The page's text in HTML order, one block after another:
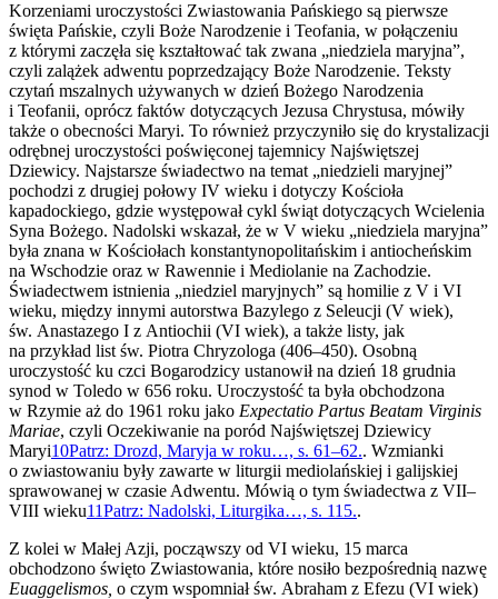
Korzeniami uroczystości Zwiastowania Pańskiego są pierwsze
święta Pańskie, czyli Boże Narodzenie i Teofania, w połączeniu
z którymi zaczęła się kształtować tak zwana „niedziela maryjna”,
czyli zalążek adwentu poprzedzający Boże Narodzenie. Teksty
czytań mszalnych używanych w dzień Bożego Narodzenia
i Teofanii, oprócz faktów dotyczących Jezusa Chrystusa, mówiły
także o obecności Maryi. To również przyczyniło się do krystalizacji
odrębnej uroczystości poświęconej tajemnicy Najświętszej
Dziewicy. Najstarsze świadectwo na temat „niedzieli maryjnej”
pochodzi z drugiej połowy IV wieku i dotyczy Kościoła
kapadockiego, gdzie występował cykl świąt dotyczących Wcielenia
Syna Bożego. Nadolski wskazał, że w V wieku „niedziela maryjna”
była znana w Kościołach konstantynopolitańskim i antiocheńskim
na Wschodzie oraz w Rawennie i Mediolanie na Zachodzie.
Świadectwem istnienia „niedziel maryjnych” są homilie z V i VI
wieku, między innymi autorstwa Bazylego z Seleucji (V wiek),
św. Anastazego I z Antiochii (VI wiek), a także listy, jak
na przykład list św. Piotra Chryzologa (406–450). Osobną
uroczystość ku czci Bogarodzicy ustanowił na dzień 18 grudnia
synod w Toledo w 656 roku. Uroczystość ta była obchodzona
w Rzymie aż do 1961 roku jako Expectatio Partus Beatam Virginis
Mariae, czyli Oczekiwanie na poród Najświętszej Dziewicy
Maryi10Patrz: Drozd, Maryja w roku…, s. 61–62.. Wzmianki
o zwiastowaniu były zawarte w liturgii mediolańskiej i galijskiej
sprawowanej w czasie Adwentu. Mówią o tym świadectwa z VII–
VIII wieku11Patrz: Nadolski, Liturgika…, s. 115..
Z kolei w Małej Azji, począwszy od VI wieku, 15 marca
obchodzono święto Zwiastowania, które nosiło bezpośrednią nazwę
Euaggelismos, o czym wspomniał św. Abraham z Efezu (VI wiek)